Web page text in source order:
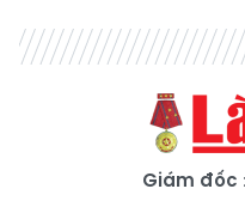
Giám đốc